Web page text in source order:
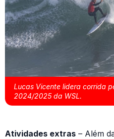
Lucas Vicente lidera corrida
2024/2025 da WSL.
Atividades extras – Além